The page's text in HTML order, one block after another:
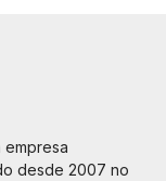
empresa
desde 2007 no